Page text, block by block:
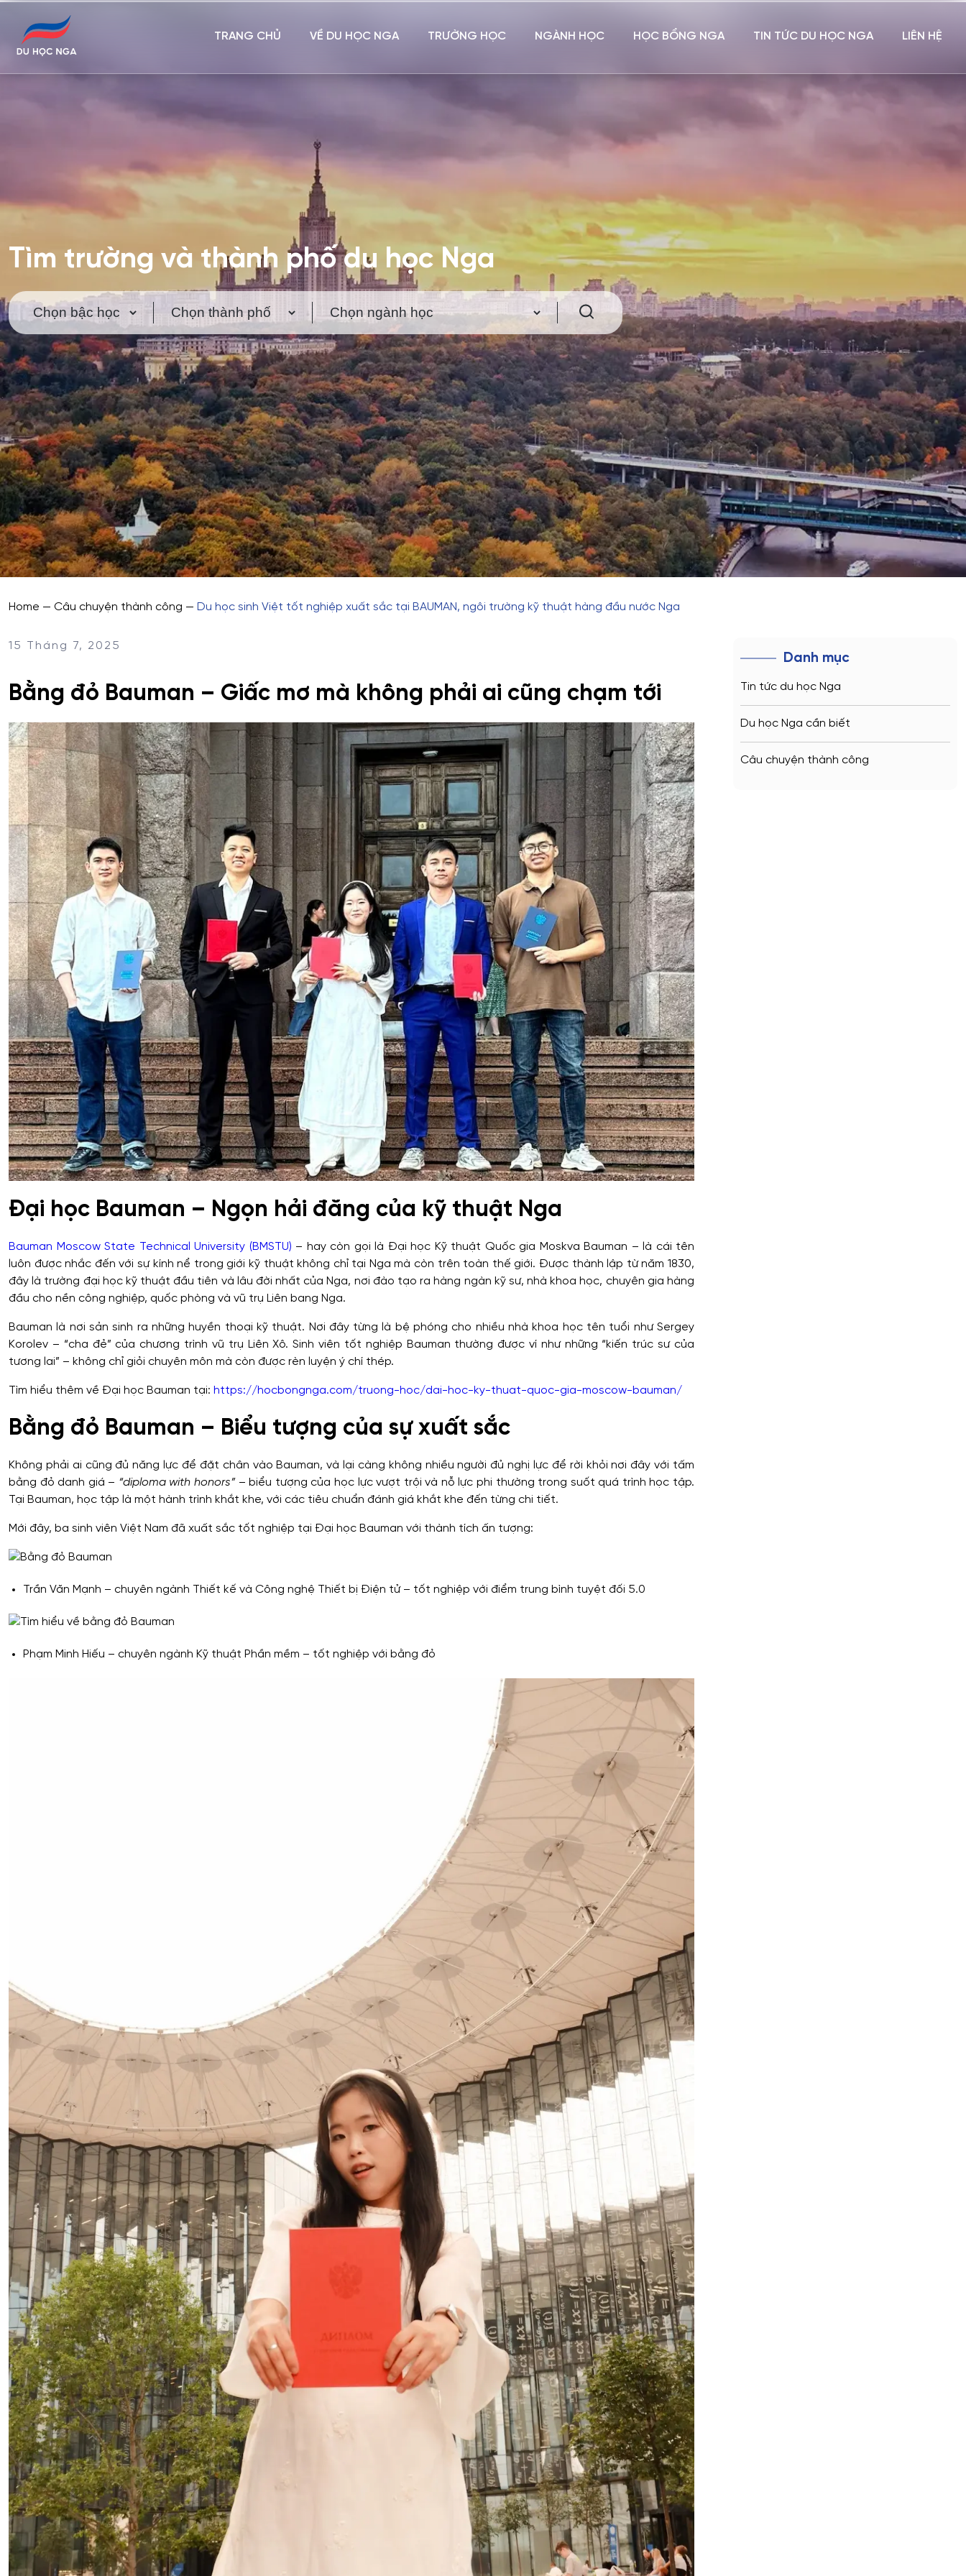
TRANG CHỦ VỀ DU HỌC NGA TRƯỜNG HỌC NGÀNH HỌC HỌC BỔNG NGA TIN TỨC DU HỌC NGA LIÊN HỆ
Tìm trường và thành phố du học Nga
Home — Câu chuyện thành công — Du học sinh Việt tốt nghiệp xuất sắc tại BAUMAN, ngôi trường kỹ thuật hàng đầu nước Nga
15 Tháng 7, 2025
Bằng đỏ Bauman – Giấc mơ mà không phải ai cũng chạm tới
Đại học Bauman – Ngọn hải đăng của kỹ thuật Nga
Bauman Moscow State Technical University (BMSTU) – hay còn gọi là Đại học Kỹ thuật Quốc gia Moskva Bauman – là cái tên
luôn được nhắc đến với sự kính nể trong giới kỹ thuật không chỉ tại Nga mà còn trên toàn thế giới. Được thành lập từ năm 1830,
đây là trường đại học kỹ thuật đầu tiên và lâu đời nhất của Nga, nơi đào tạo ra hàng ngàn kỹ sư, nhà khoa học, chuyên gia hàng
đầu cho nền công nghiệp, quốc phòng và vũ trụ Liên bang Nga.
Bauman là nơi sản sinh ra những huyền thoại kỹ thuật. Nơi đây từng là bệ phóng cho nhiều nhà khoa học tên tuổi như Sergey
Korolev – “cha đẻ” của chương trình vũ trụ Liên Xô. Sinh viên tốt nghiệp Bauman thường được ví như những “kiến trúc sư của
tương lai” – không chỉ giỏi chuyên môn mà còn được rèn luyện ý chí thép.
Tìm hiểu thêm về Đại học Bauman tại: https://hocbongnga.com/truong-hoc/dai-hoc-ky-thuat-quoc-gia-moscow-bauman/
Bằng đỏ Bauman – Biểu tượng của sự xuất sắc
Không phải ai cũng đủ năng lực để đặt chân vào Bauman, và lại càng không nhiều người đủ nghị lực để rời khỏi nơi đây với tấm
bằng đỏ danh giá – “diploma with honors” – biểu tượng của học lực vượt trội và nỗ lực phi thường trong suốt quá trình học tập.
Tại Bauman, học tập là một hành trình khắt khe, với các tiêu chuẩn đánh giá khắt khe đến từng chi tiết.
Mới đây, ba sinh viên Việt Nam đã xuất sắc tốt nghiệp tại Đại học Bauman với thành tích ấn tượng:
Trần Văn Mạnh – chuyên ngành Thiết kế và Công nghệ Thiết bị Điện tử – tốt nghiệp với điểm trung bình tuyệt đối 5.0
Phạm Minh Hiếu – chuyên ngành Kỹ thuật Phần mềm – tốt nghiệp với bằng đỏ
Danh mục
Tin tức du học Nga
Du học Nga cần biết
Câu chuyện thành công